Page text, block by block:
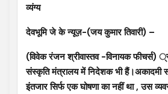
व्यंग्य
देवभूमि जे के न्यूज़-(जय कुमार तिवारी) –
(विवेक रंजन श्रीवास्तव -विनायक फीचर्स)
संस्कृति मंत्रालय में निदेशक भी हैं।अकादमी
इंतजार सिर्फ एक घोषणा का नहीं था , उस